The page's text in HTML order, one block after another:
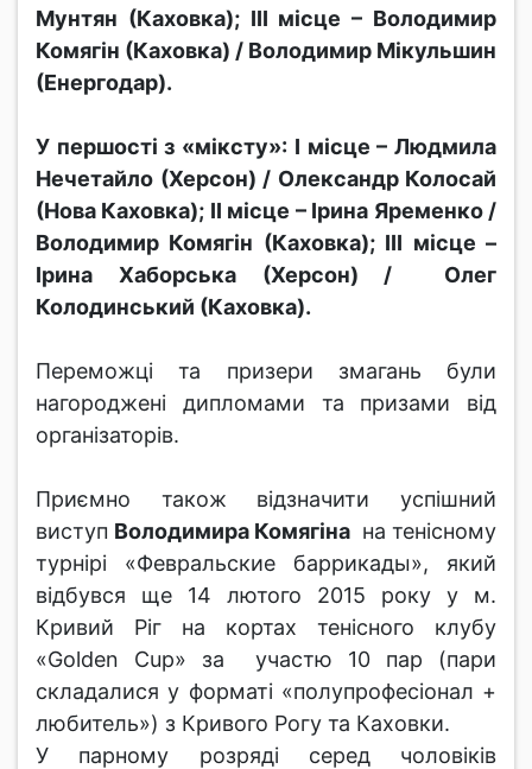
Мунтян (Каховка); ІІІ місце – Володимир
Комягін (Каховка) / Володимир Мікульшин
(Енергодар).
У першості з «міксту»: І місце – Людмила
Нечетайло (Херсон) / Олександр Колосай
(Нова Каховка); ІІ місце – Ірина Яременко /
Володимир Комягін (Каховка); ІІІ місце –
Ірина Хаборська (Херсон) / Олег
Колодинський (Каховка).
Переможці та призери змагань були
нагороджені дипломами та призами від
організаторів.
Приємно також відзначити успішний
виступ Володимира Комягіна на тенісному
турнірі «Февральские баррикады», який
відбувся ще 14 лютого 2015 року у м.
Кривий Ріг на кортах тенісного клубу
«Golden Cup» за участю 10 пар (пари
складалися у форматі «полупрофесіонал +
любитель») з Кривого Рогу та Каховки.
У парному розряді серед чоловіків